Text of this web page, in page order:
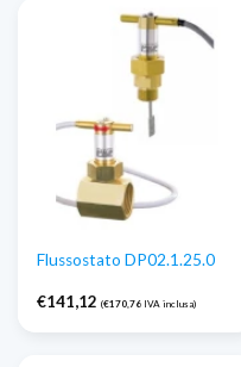
Flussostato DP02.1.25.0
€141,12 (€170,76 IVA inclusa)